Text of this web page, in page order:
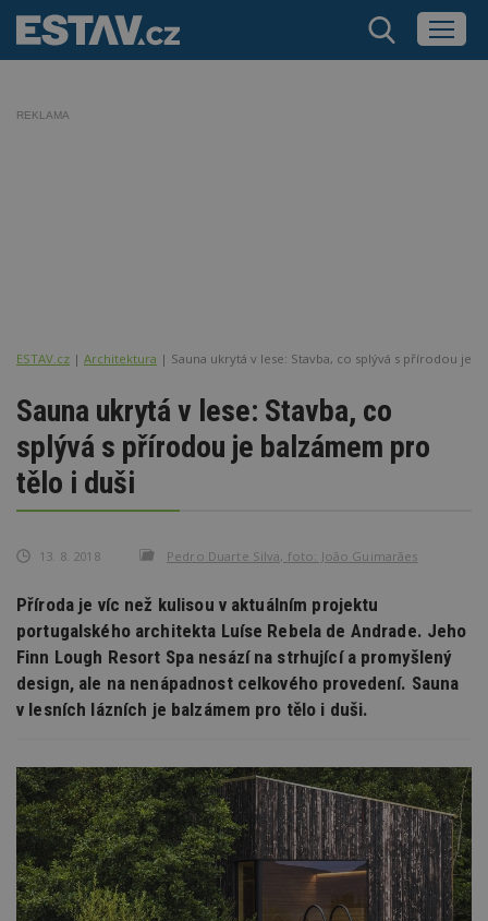
REKLAMA
ESTAV.cz Architektura Sauna ukrytá v lese: Stavba, co splývá s přírodou je
Sauna ukrytá v lese: Stavba, co
splývá s přírodou je balzámem pro
tělo i duši
13. 8. 2018 Pedro Duarte Silva, foto: João Guimarães
Příroda je víc než kulisou v aktuálním projektu
portugalského architekta Luíse Rebela de Andrade. Jeho
Finn Lough Resort Spa nesází na strhující a promyšlený
design, ale na nenápadnost celkového provedení. Sauna
v lesních lázních je balzámem pro tělo i duši.